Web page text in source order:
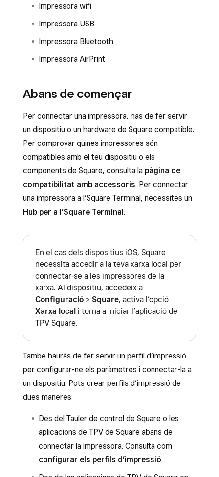
Impressora wifi
Impressora USB
Impressora Bluetooth
Impressora AirPrint
Abans de començar
Per connectar una impressora, has de fer servir
un dispositiu o un hardware de Square compatible.
Per comprovar quines impressores són
compatibles amb el teu dispositiu o els
components de Square, consulta la pàgina de
compatibilitat amb accessoris. Per connectar
una impressora a l’Square Terminal, necessites un
Hub per a l’Square Terminal.
En el cas dels dispositius iOS, Square
necessita accedir a la teva xarxa local per
connectar-se a les impressores de la
xarxa. Al dispositiu, accedeix a
Configuració > Square, activa l’opció
Xarxa local i torna a iniciar l’aplicació de
TPV Square.
També hauràs de fer servir un perfil d’impressió
per configurar-ne els paràmetres i connectar-la a
un dispositiu. Pots crear perfils d’impressió de
dues maneres:
Des del Tauler de control de Square o les
aplicacions de TPV de Square abans de
connectar la impressora. Consulta com
configurar els perfils d’impressió.